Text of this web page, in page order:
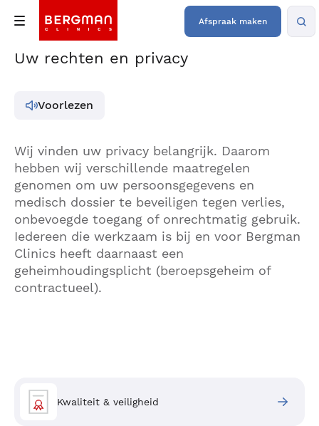
Afspraak maken
Uw rechten en privacy
Voorlezen
Wij vinden uw privacy belangrijk. Daarom
hebben wij verschillende maatregelen
genomen om uw persoonsgegevens en
medisch dossier te beveiligen tegen verlies,
onbevoegde toegang of onrechtmatig gebruik.
Iedereen die werkzaam is bij en voor Bergman
Clinics heeft daarnaast een
geheimhoudingsplicht (beroepsgeheim of
contractueel).
Kwaliteit & veiligheid